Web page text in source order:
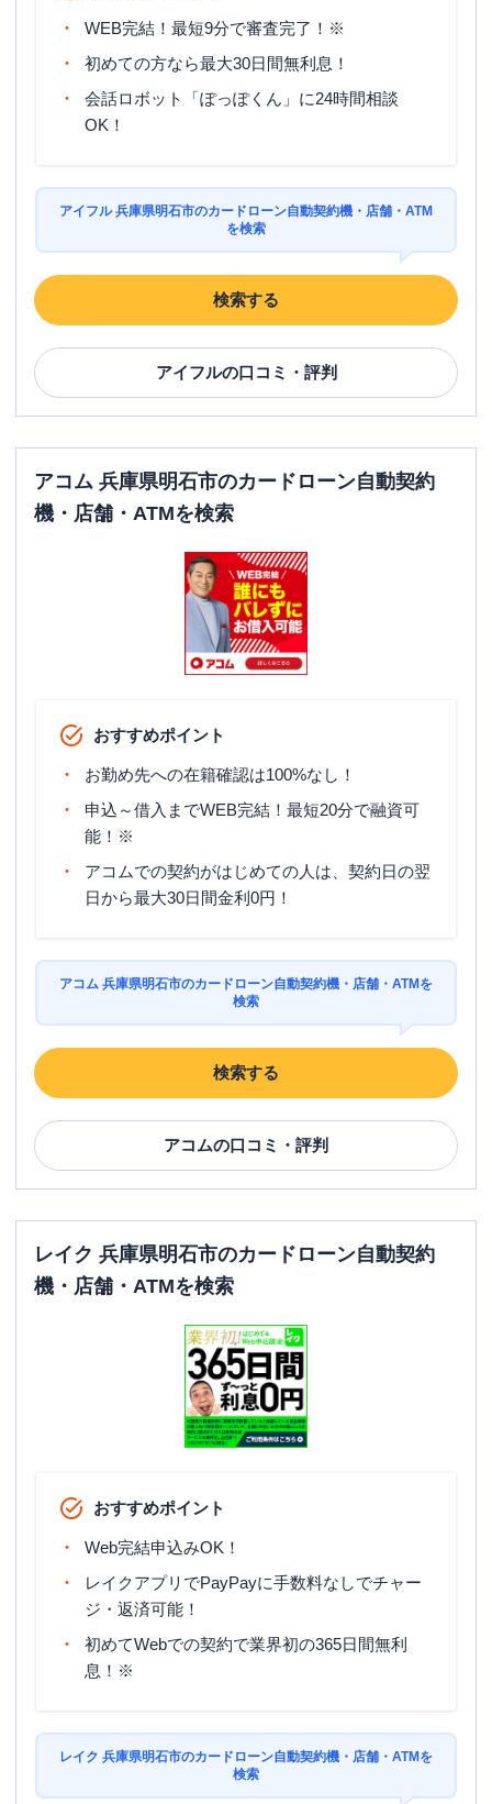
WEB完結！最短9分で審査完了！※
初めての方なら最大30日間無利息！
会話ロボット「ぽっぽくん」に24時間相談
OK！
アイフル 兵庫県明石市のカードローン自動契約機・店舗・ATM
を検索
検索する
アイフルの口コミ・評判
アコム 兵庫県明石市のカードローン自動契約
機・店舗・ATMを検索
おすすめポイント
お勤め先への在籍確認は100%なし！
申込～借入までWEB完結！最短20分で融資可
能！※
アコムでの契約がはじめての人は、契約日の翌
日から最大30日間金利0円！
アコム 兵庫県明石市のカードローン自動契約機・店舗・ATMを
検索
検索する
アコムの口コミ・評判
レイク 兵庫県明石市のカードローン自動契約
機・店舗・ATMを検索
おすすめポイント
Web完結申込みOK！
レイクアプリでPayPayに手数料なしでチャー
ジ・返済可能！
初めてWebでの契約で業界初の365日間無利
息！※
レイク 兵庫県明石市のカードローン自動契約機・店舗・ATMを
検索